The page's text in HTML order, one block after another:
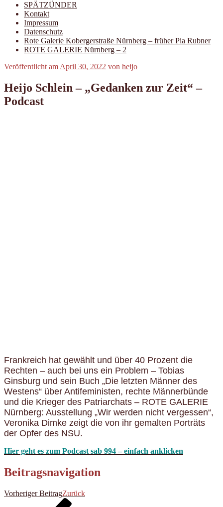
SPÄTZÜNDER
Kontakt
Impressum
Datenschutz
Rote Galerie Kobergerstraße Nürnberg – früher Pia Rubner
ROTE GALERIE Nürnberg – 2
Veröffentlicht am April 30, 2022 von heijo
Heijo Schlein – „Gedanken zur Zeit“ –
Podcast
Frankreich hat gewählt und über 40 Prozent die
Rechten – auch bei uns ein Problem – Tobias
Ginsburg und sein Buch „Die letzten Männer des
Westens“ über Antifeministen, rechte Männerbünde
und die Krieger des Patriarchats – ROTE GALERIE
Nürnberg: Ausstellung „Wir werden nicht vergessen“,
Veronika Dimke zeigt die von ihr gemalten Porträts
der Opfer des NSU.
Hier geht es zum Podcast sab 994 – einfach anklicken
Beitragsnavigation
Vorheriger BeitragZurück